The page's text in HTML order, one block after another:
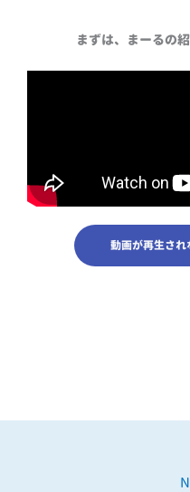
まずは、まーるの
動画が再生さ